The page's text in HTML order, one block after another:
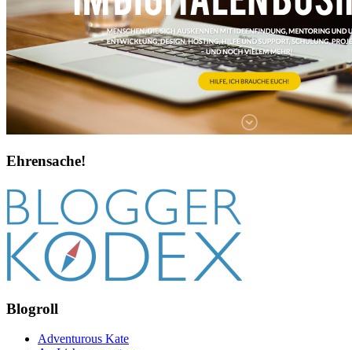
Ehrensache!
Blogroll
Adventurous Kate